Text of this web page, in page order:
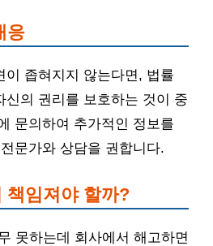
응
이 좁혀지지 않는다면, 법률
신의 권리를 보호하는 것이 중
문의하여 추가적인 정보를
문가와 상담을 권합니다.
책임져야 할까?
못하는데 회사에서 해고하면